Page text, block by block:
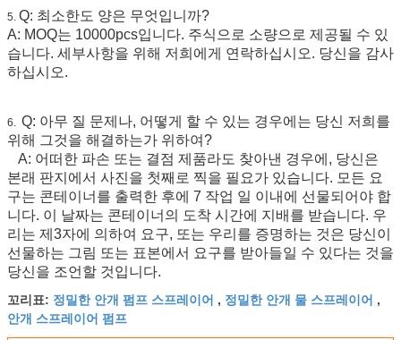
5. Q: 최소한도 양은 무엇입니까?
A: MOQ는 10000pcs입니다. 주식으로 소량으로 제공될 수 있
습니다. 세부사항을 위해 저희에게 연락하십시오. 당신을 감사
하십시오.
6. Q: 아무 질 문제나, 어떻게 할 수 있는 경우에는 당신 저희를
위해 그것을 해결하는가 위하여?
A: 어떠한 파손 또는 결점 제품라도 찾아낸 경우에, 당신은
본래 판지에서 사진을 첫째로 찍을 필요가 있습니다. 모든 요
구는 콘테이너를 출력한 후에 7 작업 일 이내에 선물되어야 합
니다. 이 날짜는 콘테이너의 도착 시간에 지배를 받습니다. 우
리는 제3자에 의하여 요구, 또는 우리를 증명하는 것은 당신이
선물하는 그림 또는 표본에서 요구를 받아들일 수 있다는 것을
당신을 조언할 것입니다.
꼬리표: 정밀한 안개 펌프 스프레이어 , 정밀한 안개 물 스프레이어 ,
안개 스프레이어 펌프